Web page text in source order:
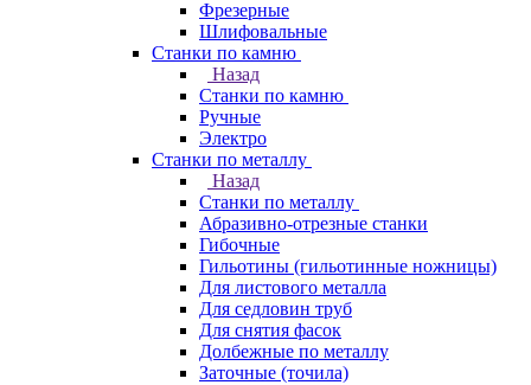
Фрезерные
Шлифовальные
Станки по камню
Назад
Станки по камню
Ручные
Электро
Станки по металлу
Назад
Станки по металлу
Абразивно-отрезные станки
Гибочные
Гильотины (гильотинные ножницы)
Для листового металла
Для седловин труб
Для снятия фасок
Долбежные по металлу
Заточные (точила)